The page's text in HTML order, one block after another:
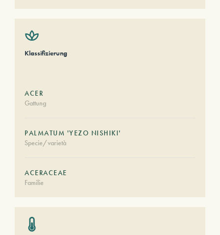
Klassifizierung
ACER
Gattung
PALMATUM 'YEZO NISHIKI'
Specie/varietà
ACERACEAE
Familie